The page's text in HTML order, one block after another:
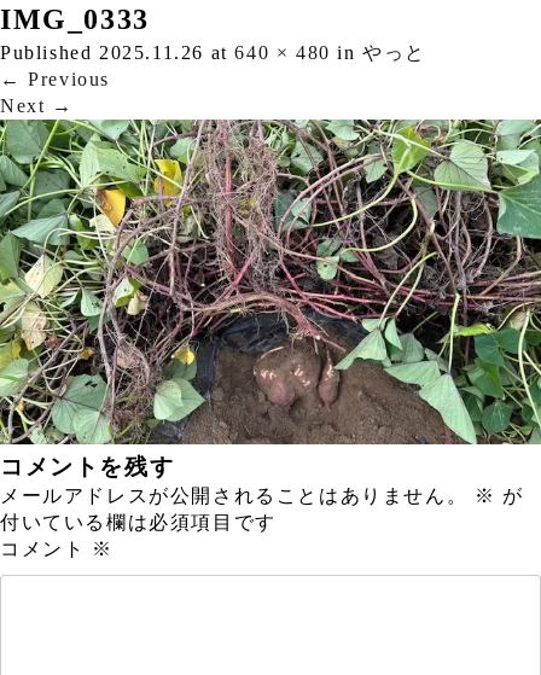
IMG_0333
Published 2025.11.26 at640 × 480 inやっと
← Previous
Next →
コメントを残す
メールアドレスが公開されることはありません。 ※ が
付いている欄は必須項目です
コメント
※